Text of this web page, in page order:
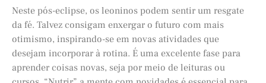
Neste pós-eclipse, os leoninos podem sentir um resgate
da fé. Talvez consigam enxergar o futuro com mais
otimismo, inspirando-se em novas atividades que
desejam incorporar à rotina. É uma excelente fase para
aprender coisas novas, seja por meio de leituras ou